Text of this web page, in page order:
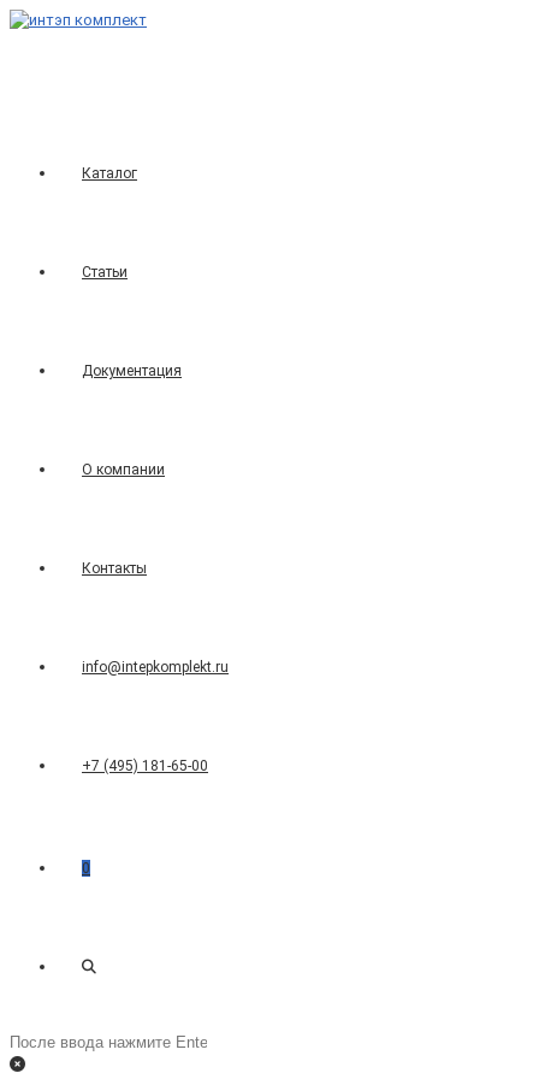
Перейти
Каталог
Статьи
Документация
О компании
Контакты
info@intepkomplekt.ru
+7 (495) 181-65-00
0
Переключить
Поиск
на